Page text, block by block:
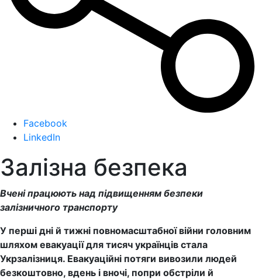
Facebook
LinkedIn
Залізна безпека
Вчені працюють над підвищенням безпеки
залізничного транспорту
У перші дні й тижні повномасштабної війни головним
шляхом евакуації для тисяч українців стала
Укрзалізниця. Евакуаційні потяги вивозили людей
безкоштовно, вдень і вночі, попри обстріли й